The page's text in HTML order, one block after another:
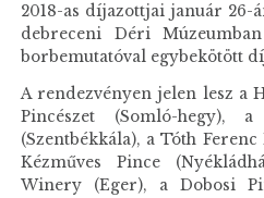
2018-as díjazottjai január 26-
debreceni Déri
borbemutatóval egybekötött
A rendezvényen jelen lesz a
Pincészet (Somló-hegy),
(Szentbékkála), a Tóth
Kézműves Pince
Winery (Eger), a Dobosi